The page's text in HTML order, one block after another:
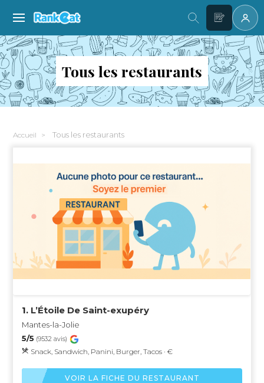
Tous les restaurants
Accueil Tous les restaurants
1. L’Étoile De Saint-exupéry
Mantes-la-Jolie
5/5 (9532 avis)
Snack, Sandwich, Panini, Burger, Tacos · €
VOIR LA FICHE DU RESTAURANT